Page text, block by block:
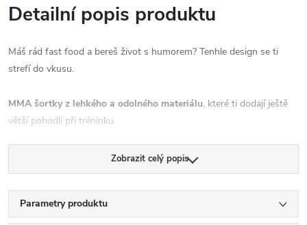
Detailní popis produktu
Máš rád fast food a bereš život s humorem? Tenhle design se ti
strefí do vkusu.
MMA šortky z lehkého a odolného materiálu, které ti dodají ještě
větší pohodlí při tréninku.
Ve srovnání s klasickými MMA šortkami Ground Game jsme v
tomto modelu použilitenčí a mnohem lehčí materiál.
Elastická vložka v rozkroku
zajišťují
Zobrazit celý popis
Parametry produktu